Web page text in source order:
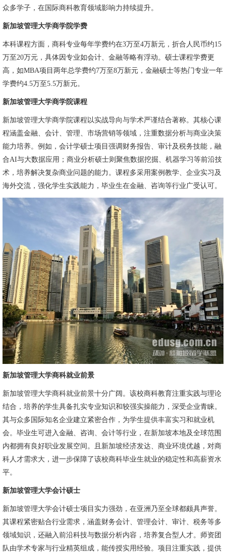
众多学子，在国际商科教育领域影响力持续提升。
新加坡管理大学商学院学费
本科课程方面，商科专业每年学费约在3万至4万新元，折合人民币约15
万至20万元，具体因专业如会计、金融等略有浮动。硕士课程学费更
高，如MBA项目两年总学费约7万至8万新元，金融硕士等热门专业一年
学费约4.5万至5.5万新元。
新加坡管理大学商学院课程
新加坡管理大学商学院课程以实战导向与学术严谨结合著称。其核心课
程涵盖金融、会计、管理、市场营销等领域，注重数据分析与商业决策
能力培养。例如，会计学硕士项目强调财务报告、审计及税务技能，融
合AI与大数据应用；商业分析硕士则聚焦数据挖掘、机器学习等前沿技
术，培养解决复杂商业问题的能力。课程多采用案例教学、企业实习及
海外交流，强化学生实践能力，毕业生在金融、咨询等行业广受认可。
新加坡管理大学商科就业前景
新加坡管理大学商科就业前景十分广阔。该校商科教育注重实践与理论
结合，培养的学生具备扎实专业知识和较强实操能力，深受企业青睐。
其与众多国际知名企业建立紧密合作，为学生提供丰富实习和就业机
会。毕业生可进入金融、咨询、会计等行业，在新加坡本地及全球范围
内都拥有良好职业发展空间。且新加坡经济发达、商业环境优越，对商
科人才需求大，进一步保障了该校商科毕业生就业的稳定性和高薪资水
平。
新加坡管理大学会计硕士
新加坡管理大学会计硕士项目实力强劲，在亚洲乃至全球都颇具声誉。
其课程紧密贴合行业需求，涵盖财务会计、管理会计、审计、税务等多
领域知识，还融入前沿科技与数据分析内容，培养复合型人才。师资团
队由学术专家与行业精英组成，能传授实用经验。项目注重实践，提供